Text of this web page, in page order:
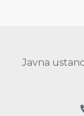
Javna